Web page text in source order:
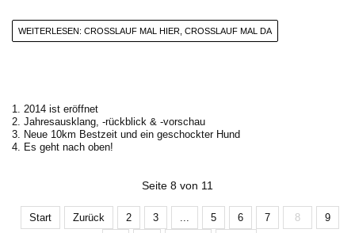
WEITERLESEN: CROSSLAUF MAL HIER, CROSSLAUF MAL DA
2014 ist eröffnet
Jahresausklang, -rückblick & -vorschau
Neue 10km Bestzeit und ein geschockter Hund
Es geht nach oben!
Seite 8 von 11
Start Zurück 2 3 5 6 7 8
9